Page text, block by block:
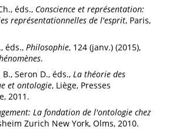
éds., Conscience et représentation:
représentationnelles de l'esprit, Paris,
éds., Philosophie, 124 (janv.) (2015),
.
Seron D., éds., La théorie des
et ontologie, Liège, Presses
2011.
La fondation de l'ontologie chez
Zurich New York, Olms, 2010.